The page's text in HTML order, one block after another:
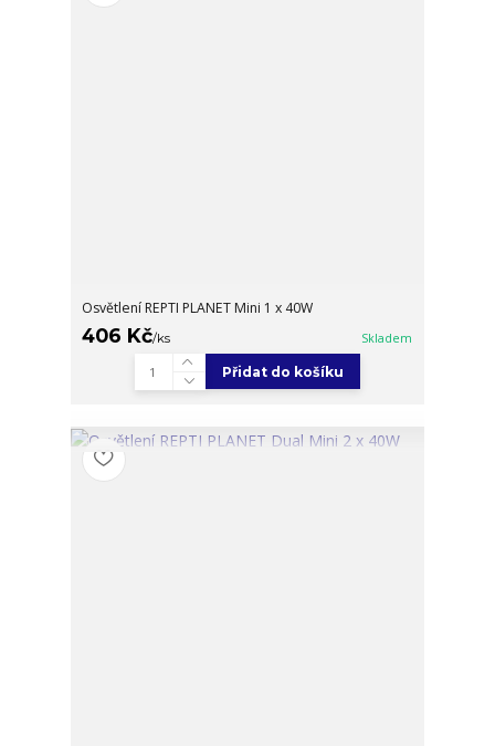
Osvětlení REPTI PLANET Mini 1 x 40W
406 Kč/ks Skladem
Přidat do košíku